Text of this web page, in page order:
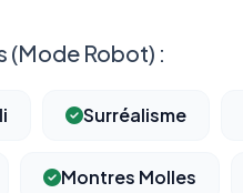
Robot) :
Surréalisme
Montres Molles